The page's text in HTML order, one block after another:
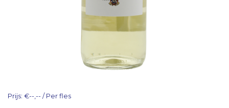
Prijs: €--,-- / Per fles